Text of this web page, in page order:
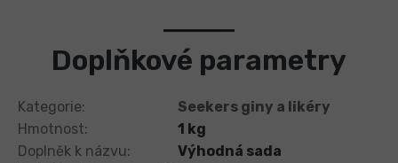
Doplňkové parametry
Kategorie:
Seekers giny a likéry
Hmotnost:
1 kg
Doplněk k názvu:
Výhodná sada